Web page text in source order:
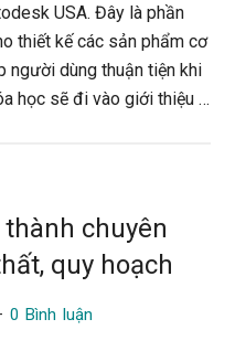
USA. Đây là phần
thiết kế các sản phẩm cơ
người dùng thuận tiện khi
học sẽ đi vào giới thiệu …
chuyên
quy hoạch
0 Bình luận